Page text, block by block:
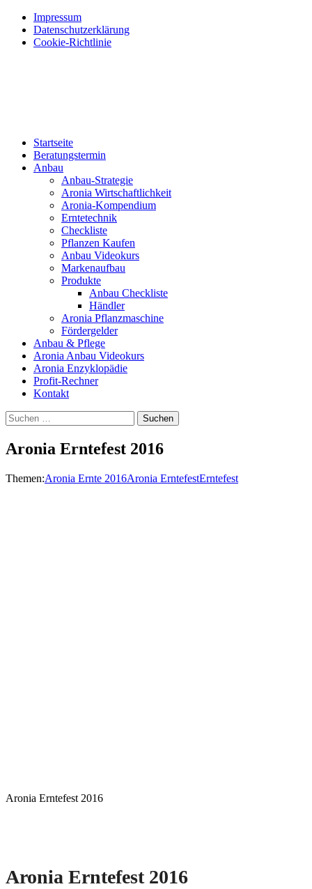
Impressum
Datenschutzerklärung
Cookie-Richtlinie
Startseite
Beratungstermin
Anbau
Anbau-Strategie
Aronia Wirtschaftlichkeit
Aronia-Kompendium
Erntetechnik
Checkliste
Pflanzen Kaufen
Anbau Videokurs
Markenaufbau
Produkte
Anbau Checkliste
Händler
Aronia Pflanzmaschine
Fördergelder
Anbau & Pflege
Aronia Anbau Videokurs
Aronia Enzyklopädie
Profit-Rechner
Kontakt
Suchen
nach:
Aronia Erntefest 2016
Themen:Aronia Ernte 2016Aronia ErntefestErntefest
Aronia Erntefest 2016
Aronia Erntefest 2016